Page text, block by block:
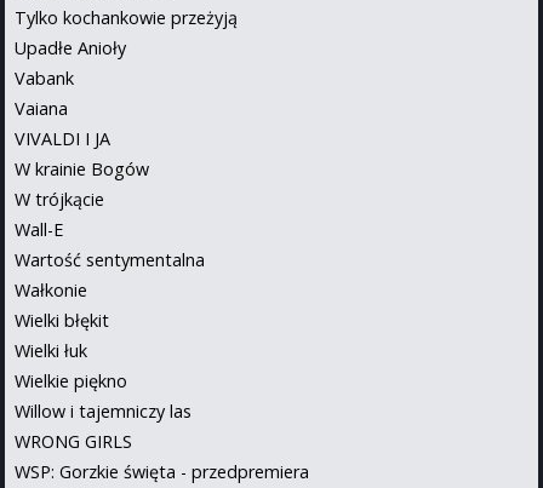
Tylko kochankowie przeżyją
Upadłe Anioły
Vabank
Vaiana
VIVALDI I JA
W krainie Bogów
W trójkącie
Wall-E
Wartość sentymentalna
Wałkonie
Wielki błękit
Wielki łuk
Wielkie piękno
Willow i tajemniczy las
WRONG GIRLS
WSP: Gorzkie święta - przedpremiera